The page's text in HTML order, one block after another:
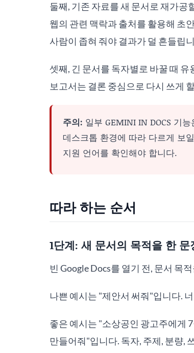
둘째, 기존 자료를 새 문서로 재가공
웹의 관련 맥락과 출처를 활용해 초
사람이 좁혀 줘야 결과가 덜 흔들립
셋째, 긴 문서를 독자별로 바꿀 때
보고서는 결론 중심으로 다시 쓰게
주의: 일부 GEMINI IN DOCS 기
데스크톱 환경에 따라 다르게 보
지원 언어를 확인해야 합니다.
따라 하는 순서
1단계: 새 문서의 목적을 한
빈 Google Docs를 열기 전, 문서 목
나쁜 예시는 "제안서 써줘"입니다.
좋은 예시는 "소상공인 광고주에게
만들어줘"입니다. 독자, 주제, 분량,